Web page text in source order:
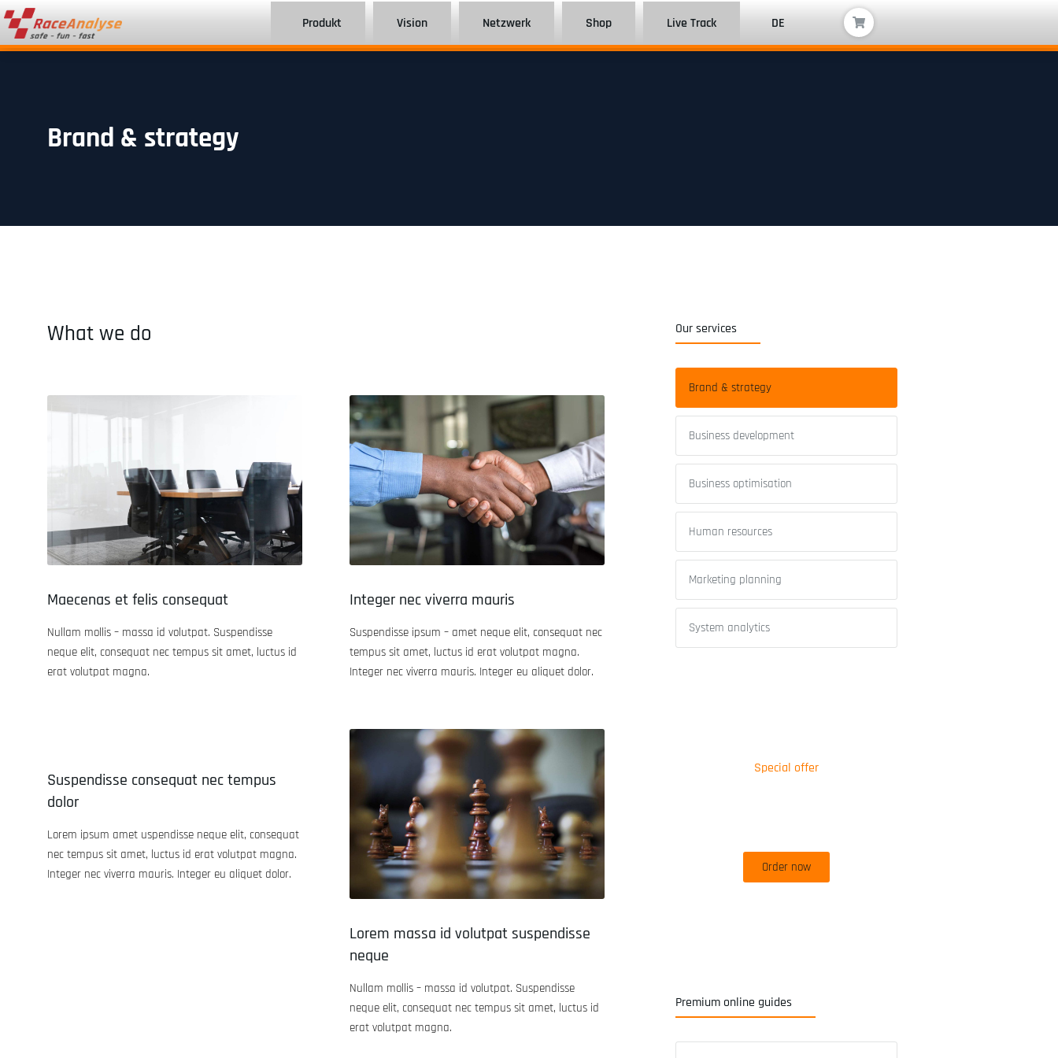
Produkt Vision Netzwerk Shop Live Track DE
Brand & strategy
What we do
Maecenas et felis consequat
Nullam mollis – massa id volutpat. Suspendisse
neque elit, consequat nec tempus sit amet, luctus id
erat volutpat magna.
Integer nec viverra mauris
Suspendisse ipsum – amet neque elit, consequat nec
tempus sit amet, luctus id erat volutpat magna.
Integer nec viverra mauris. Integer eu aliquet dolor.
Suspendisse consequat nec tempus
dolor
Lorem ipsum amet uspendisse neque elit, consequat
nec tempus sit amet, luctus id erat volutpat magna.
Integer nec viverra mauris. Integer eu aliquet dolor.
Lorem massa id volutpat suspendisse
neque
Nullam mollis – massa id volutpat. Suspendisse
neque elit, consequat nec tempus sit amet, luctus id
erat volutpat magna.
Our services
Brand & strategy
Business development
Business optimisation
Human resources
Marketing planning
System analytics
Special offer
Order now
Premium online guides